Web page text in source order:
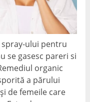
ului pentru
se gasesc pareri si
organic
a părului
de femeile care